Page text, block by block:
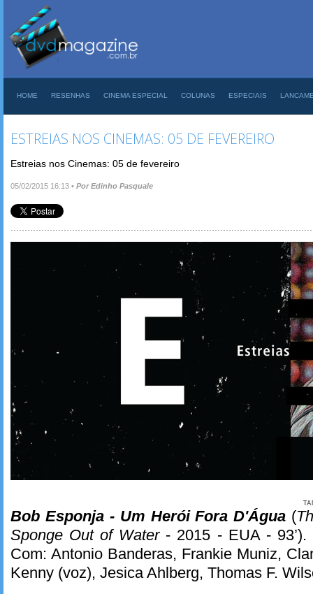
HOME RESENHAS CINEMA ESPECIAL COLUNAS ESPECIAIS
ESTREIAS NOS CINEMAS: 05 DE FEVEREIRO
Estreias nos Cinemas: 05 de fevereiro
05/02/2015 16:13 • Por Edinho Pasquale
Bob Esponja - Um Herói Fora D'Água (
Sponge Out of Water- 2015 - EUA - 93’).
Com: Antonio Banderas, Frankie Muniz,
Kenny (voz), Jesica Ahlberg, Thomas F.